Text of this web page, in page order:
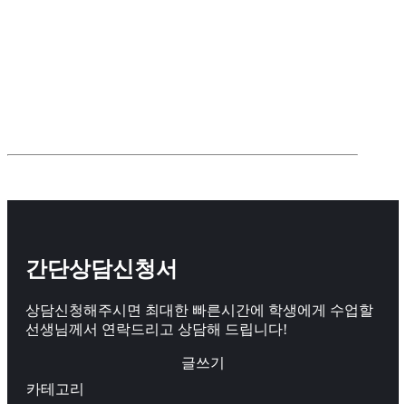
간단상담신청서
상담신청해주시면 최대한 빠른시간에 학생에게 수업할
선생님께서 연락드리고 상담해 드립니다!
글쓰기
카테고리